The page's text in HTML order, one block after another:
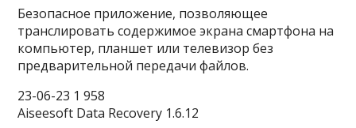
Безопасное приложение, позволяющее
транслировать содержимое экрана смартфона на
компьютер, планшет или телевизор без
предварительной передачи файлов.
23-06-23 1 958
Aiseesoft Data Recovery 1.6.12